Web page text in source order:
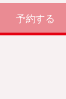
予約する